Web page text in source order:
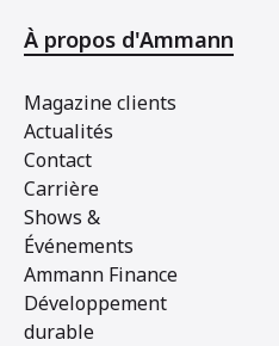
À propos d'Ammann
Magazine clients
Actualités
Contact
Carrière
Shows &
Événements
Ammann Finance
Développement
durable